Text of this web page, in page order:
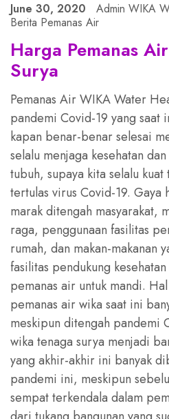
June 30, 2020
Admin WIKA
Berita Pemanas Air
Harga Pemanas
Surya
Pemanas Air WIKA Water
pandemi Covid-19 yang saat
kapan benar-benar selesai
selalu menjaga kesehatan
tubuh, supaya kita selalu
tertulas virus Covid-19. Gaya
marak ditengah masyarakat,
raga, penggunaan fasilitas
rumah, dan makan-makanan
fasilitas pendukung
pemanas air untuk mandi.
pemanas air wika saat ini
meskipun ditengah pandemi
wika tenaga surya menjadi
yang akhir-akhir ini banyak
pandemi ini, meskipun
sempat terkendala dalam